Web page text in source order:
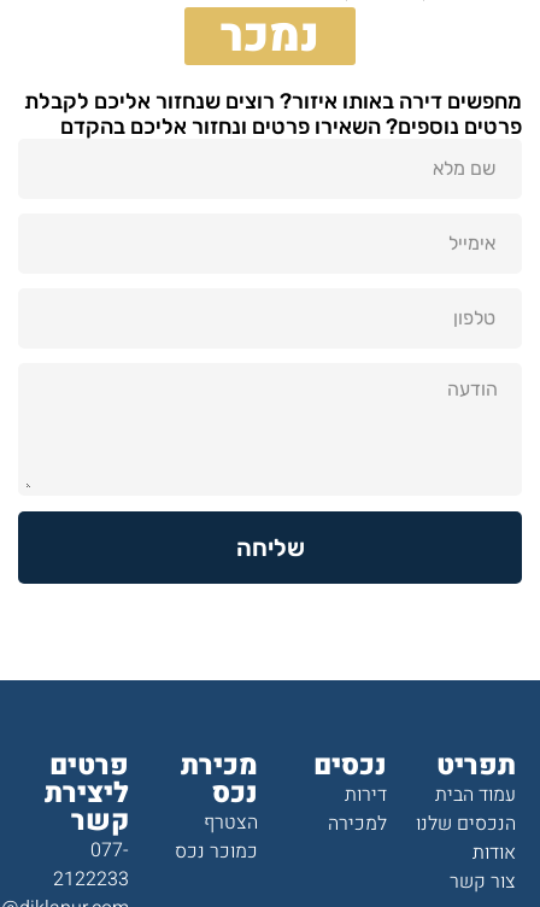
נמכר
מחפשים דירה באותו איזור? רוצים שנחזור אליכם לקבלת
פרטים נוספים? השאירו פרטים ונחזור אליכם בהקדם
שליחה
תפריט
עמוד הבית
הנכסים שלנו
אודות
צור קשר
נכסים
דירות
למכירה
מכירת
נכס
הצטרף
כמוכר נכס
פרטים
ליצירת
קשר
077-
2122233